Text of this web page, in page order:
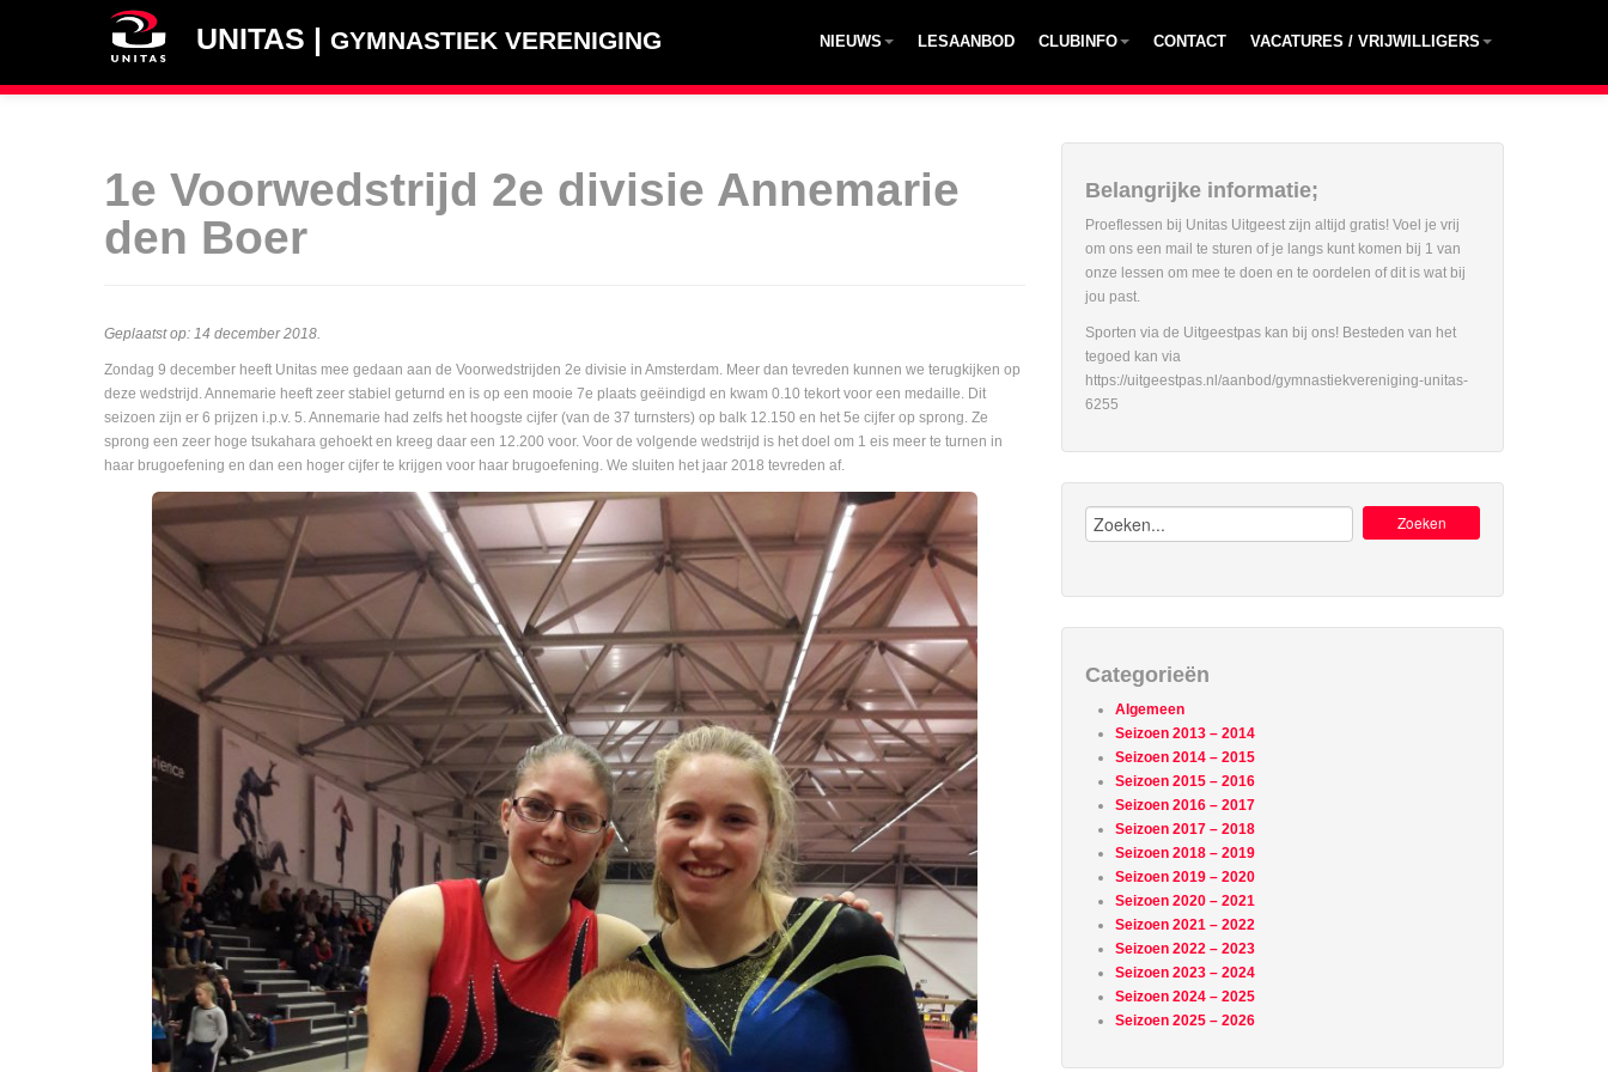
UNITAS | GYMNASTIEK VERENIGING NIEUWS LESAANBOD CLUBINFO CONTACT VACATURES / VRIJWILLIGERS
1e Voorwedstrijd 2e divisie Annemarie
den Boer
Geplaatst op: 14 december 2018.
Zondag 9 december heeft Unitas mee gedaan aan de Voorwedstrijden 2e divisie in Amsterdam. Meer dan tevreden kunnen we terugkijken op
deze wedstrijd. Annemarie heeft zeer stabiel geturnd en is op een mooie 7e plaats geëindigd en kwam 0.10 tekort voor een medaille. Dit
seizoen zijn er 6 prijzen i.p.v. 5. Annemarie had zelfs het hoogste cijfer (van de 37 turnsters) op balk 12.150 en het 5e cijfer op sprong. Ze
sprong een zeer hoge tsukahara gehoekt en kreeg daar een 12.200 voor. Voor de volgende wedstrijd is het doel om 1 eis meer te turnen in
haar brugoefening en dan een hoger cijfer te krijgen voor haar brugoefening. We sluiten het jaar 2018 tevreden af.
Belangrijke informatie;
Proeflessen bij Unitas Uitgeest zijn altijd gratis! Voel je vrij
om ons een mail te sturen of je langs kunt komen bij 1 van
onze lessen om mee te doen en te oordelen of dit is wat bij
jou past.
Sporten via de Uitgeestpas kan bij ons! Besteden van het
tegoed kan via
https://uitgeestpas.nl/aanbod/gymnastiekvereniging-unitas-
6255
Zoeken:
Categorieën
Algemeen
Seizoen 2013 – 2014
Seizoen 2014 – 2015
Seizoen 2015 – 2016
Seizoen 2016 – 2017
Seizoen 2017 – 2018
Seizoen 2018 – 2019
Seizoen 2019 – 2020
Seizoen 2020 – 2021
Seizoen 2021 – 2022
Seizoen 2022 – 2023
Seizoen 2023 – 2024
Seizoen 2024 – 2025
Seizoen 2025 – 2026